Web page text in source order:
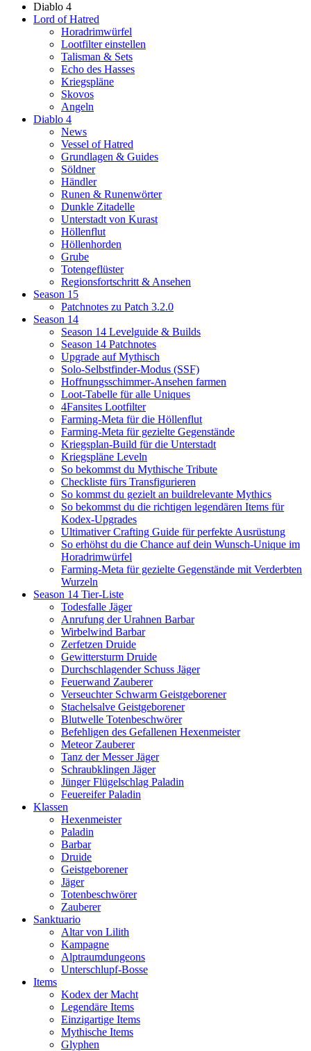
Diablo 4
Lord of Hatred
Horadrimwürfel
Lootfilter einstellen
Talisman & Sets
Echo des Hasses
Kriegspläne
Skovos
Angeln
Diablo 4
News
Vessel of Hatred
Grundlagen & Guides
Söldner
Händler
Runen & Runenwörter
Dunkle Zitadelle
Unterstadt von Kurast
Höllenflut
Höllenhorden
Grube
Totengeflüster
Regionsfortschritt & Ansehen
Season 15
Patchnotes zu Patch 3.2.0
Season 14
Season 14 Levelguide & Builds
Season 14 Patchnotes
Upgrade auf Mythisch
Solo-Selbstfinder-Modus (SSF)
Hoffnungsschimmer-Ansehen farmen
Loot-Tabelle für alle Uniques
4Fansites Lootfilter
Farming-Meta für die Höllenflut
Farming-Meta für gezielte Gegenstände
Kriegsplan-Build für die Unterstadt
Kriegspläne Leveln
So bekommst du Mythische Tribute
Checkliste fürs Transfigurieren
So kommst du gezielt an buildrelevante Mythics
So bekommst du die richtigen legendären Items für
Kodex-Upgrades
Ultimativer Crafting Guide für perfekte Ausrüstung
So erhöhst du die Chance auf dein Wunsch-Unique im
Horadrimwürfel
Farming-Meta für gezielte Gegenstände mit Verderbten
Wurzeln
Season 14 Tier-Liste
Todesfalle Jäger
Anrufung der Urahnen Barbar
Wirbelwind Barbar
Zerfetzen Druide
Gewittersturm Druide
Durchschlagender Schuss Jäger
Feuerwand Zauberer
Verseuchter Schwarm Geistgeborener
Stachelsalve Geistgeborener
Blutwelle Totenbeschwörer
Befehligen des Gefallenen Hexenmeister
Meteor Zauberer
Tanz der Messer Jäger
Schraubklingen Jäger
Jünger Flügelschlag Paladin
Feuereifer Paladin
Klassen
Hexenmeister
Paladin
Barbar
Druide
Geistgeborener
Jäger
Totenbeschwörer
Zauberer
Sanktuario
Altar von Lilith
Kampagne
Alptraumdungeons
Unterschlupf-Bosse
Items
Kodex der Macht
Legendäre Items
Einzigartige Items
Mythische Items
Glyphen